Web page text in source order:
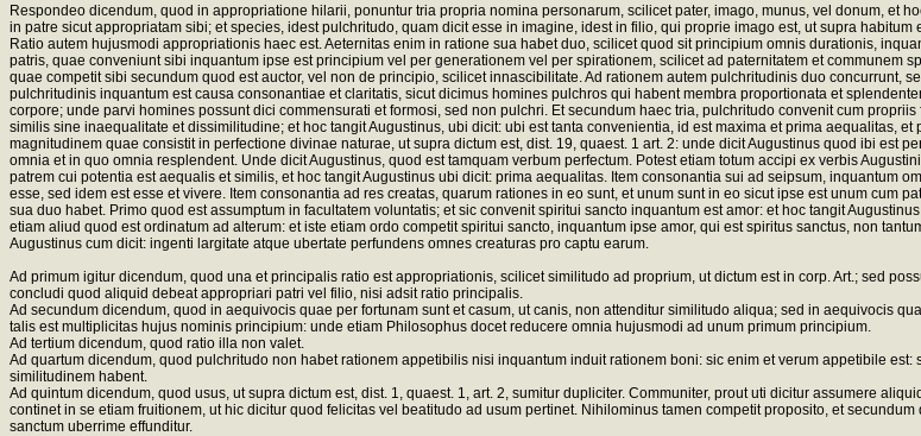
Respondeo dicendum, quod in appropriatione hilarii, ponuntur tria propria nomina personarum, scilicet pater, imago, munus, vel donum, et
in patre sicut appropriatam sibi; et species, idest pulchritudo, quam dicit esse in imagine, idest in filio, qui proprie imago est, ut supra
Ratio autem hujusmodi appropriationis haec est. Aeternitas enim in ratione sua habet duo, scilicet quod sit principium omnis durationis,
patris, quae conveniunt sibi inquantum ipse est principium vel per generationem vel per spirationem, scilicet ad paternitatem et communem
quae competit sibi secundum quod est auctor, vel non de principio, scilicet innascibilitate. Ad rationem autem pulchritudinis duo concurrunt,
pulchritudinis inquantum est causa consonantiae et claritatis, sicut dicimus homines pulchros qui habent membra proportionata et
corpore; unde parvi homines possunt dici commensurati et formosi, sed non pulchri. Et secundum haec tria, pulchritudo convenit cum
similis sine inaequalitate et dissimilitudine; et hoc tangit Augustinus, ubi dicit: ubi est tanta convenientia, id est maxima et prima aequalitas,
magnitudinem quae consistit in perfectione divinae naturae, ut supra dictum est, dist. 19, quaest. 1 art. 2: unde dicit Augustinus quod ibi est
omnia et in quo omnia resplendent. Unde dicit Augustinus, quod est tamquam verbum perfectum. Potest etiam totum accipi ex verbis
patrem cui potentia est aequalis et similis, et hoc tangit Augustinus ubi dicit: prima aequalitas. Item consonantia sui ad seipsum, inquantum
esse, sed idem est esse et vivere. Item consonantia ad res creatas, quarum rationes in eo sunt, et unum sunt in eo sicut ipse est unum cum
sua duo habet. Primo quod est assumptum in facultatem voluntatis; et sic convenit spiritui sancto inquantum est amor: et hoc tangit
etiam aliud quod est ordinatum ad alterum: et iste etiam ordo competit spiritui sancto, inquantum ipse amor, qui est spiritus sanctus, non
Augustinus cum dicit: ingenti largitate atque ubertate perfundens omnes creaturas pro captu earum.
Ad primum igitur dicendum, quod una et principalis ratio est appropriationis, scilicet similitudo ad proprium, ut dictum est in corp. Art.; sed
concludi quod aliquid debeat appropriari patri vel filio, nisi adsit ratio principalis.
Ad secundum dicendum, quod in aequivocis quae per fortunam sunt et casum, ut canis, non attenditur similitudo aliqua; sed in aequivocis
talis est multiplicitas hujus nominis principium: unde etiam Philosophus docet reducere omnia hujusmodi ad unum primum principium.
Ad tertium dicendum, quod ratio illa non valet.
Ad quartum dicendum, quod pulchritudo non habet rationem appetibilis nisi inquantum induit rationem boni: sic enim et verum appetibile
similitudinem habent.
Ad quintum dicendum, quod usus, ut supra dictum est, dist. 1, quaest. 1, art. 2, sumitur dupliciter. Communiter, prout uti dicitur assumere
continet in se etiam fruitionem, ut hic dicitur quod felicitas vel beatitudo ad usum pertinet. Nihilominus tamen competit proposito, et
sanctum uberrime effunditur.